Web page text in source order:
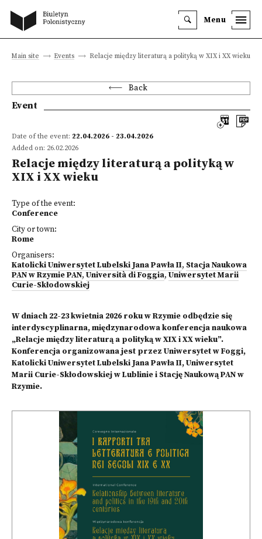
Menu
Main site Events Relacje między literaturą a polityką w XIX i XX wieku
Back
Event
Date of the event: 22.04.2026 - 23.04.2026
Added on: 26.02.2026
Relacje między literaturą a polityką w
XIX i XX wieku
Type of the event:
Conference
City or town:
Rome
Organisers:
Katolicki Uniwersytet Lubelski Jana Pawła II, Stacja Naukowa
PAN w Rzymie PAN, Università di Foggia, Uniwersytet Marii
Curie-Skłodowskiej
W dniach 22-23 kwietnia 2026 roku w Rzymie odbędzie się
interdyscyplinarna, międzynarodowa konferencja naukowa
„Relacje między literaturą a polityką w XIX i XX wieku”.
Konferencja organizowana jest przez Uniwersytet w Foggi,
Katolicki Uniwersytet Lubelski Jana Pawła II, Uniwersytet
Marii Curie-Skłodowskiej w Lublinie i Stację Naukową PAN w
Rzymie.